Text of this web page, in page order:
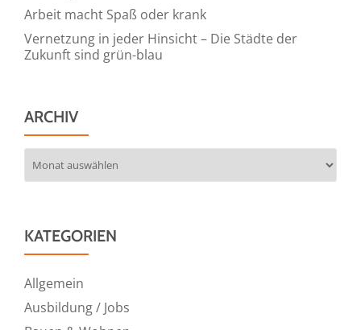
Arbeit macht Spaß oder krank
Vernetzung in jeder Hinsicht – Die Städte der
Zukunft sind grün-blau
ARCHIV
KATEGORIEN
Allgemein
Ausbildung / Jobs